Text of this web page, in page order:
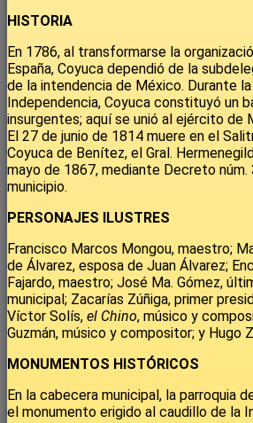
HISTORIA
En 1786, al transformarse la
España, Coyuca dependió de la
de la intendencia de México. Durante la
Independencia, Coyuca constituyó un
insurgentes; aquí se unió al ejército de
El 27 de junio de 1814 muere en el
Coyuca de Benítez, el Gral.
mayo de 1867, mediante Decreto
municipio.
PERSONAJES ILUSTRES
Francisco Marcos Mongou, maestro;
de Álvarez, esposa de Juan Álvarez;
Fajardo, maestro; José Ma. Gómez,
municipal; Zacarías Zúñiga, primer
Víctor Solís, el Chino, músico y
Guzmán, músico y compositor; y Hugo
MONUMENTOS HISTÓRICOS
En la cabecera municipal, la parroquia
el monumento erigido al caudillo de la